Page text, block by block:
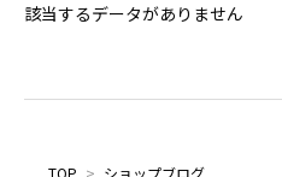
該当するデータがありません
TOP > ショップブログ